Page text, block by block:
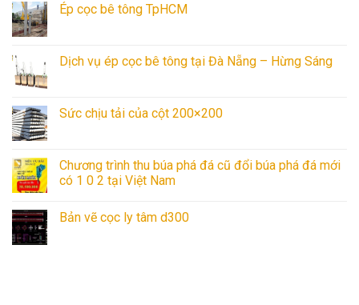
Ép cọc bê tông TpHCM
Dịch vụ ép cọc bê tông tại Đà Nẵng – Hừng Sáng
Sức chịu tải của cột 200×200
Chương trình thu búa phá đá cũ đổi búa phá đá mới
có 1 0 2 tại Việt Nam
Bản vẽ cọc ly tâm d300